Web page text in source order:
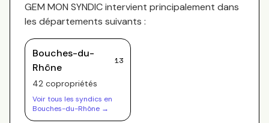
GEM MON SYNDICintervient principalement dans
les départements suivants :
Bouches-du-
Rhône
13
42 copropriétés
Voir tous les syndics en
Bouches-du-Rhône →